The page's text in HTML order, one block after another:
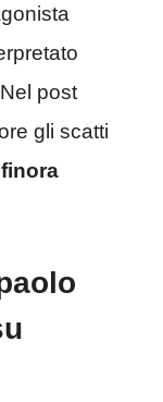
post
gli scatti